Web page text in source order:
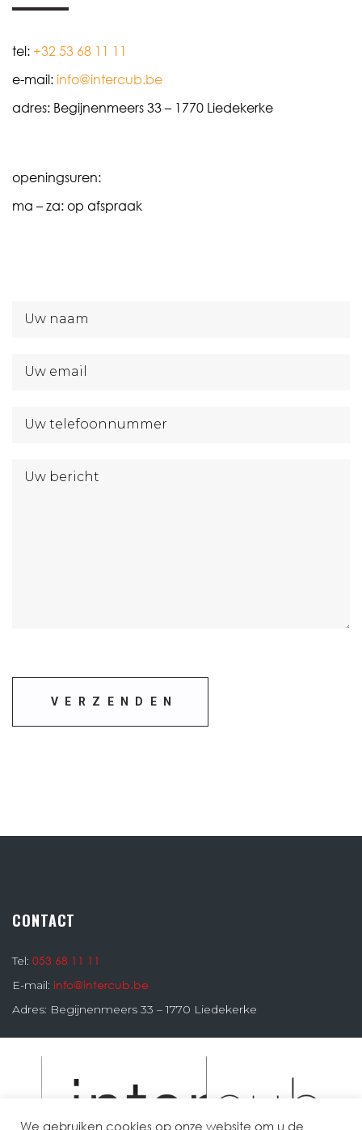
tel: +32 53 68 11 11
e-mail:info@intercub.be
adres: Begijnenmeers 33 – 1770 Liedekerke
openingsuren:
ma – za: op afspraak
CONTACT
Tel: 053 68 11 11
E-mail: info@intercub.be
Adres: Begijnenmeers 33 – 1770 Liedekerke
We gebruiken cookies op onze website om u de